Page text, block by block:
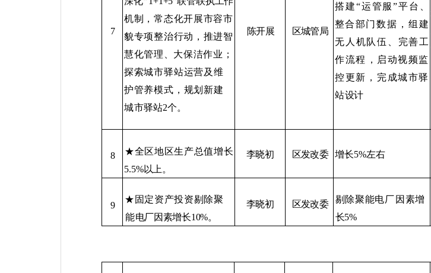
7
机制，常态化开展市容市
貌专项整治行动，推进智
慧化管理、大保洁作业；
探索城市驿站运营及维
护管养模式，规划新建
城市驿站2个。
陈开展 区城管局
搭建“运管服”平台、
整合部门数据 ，组建
无 人机队伍
完善工
作流程 ，启动视频监
控更新 ， 完成城市驿
站设计
8
★全区地区生产总值增长
5.5%以上。
李晓初 区发改委 增长5%左右
9
★固定资产投资剔除聚
能电厂因素增长10%。
李晓初 区发改委 剔除聚能电厂 因 素增
长5%